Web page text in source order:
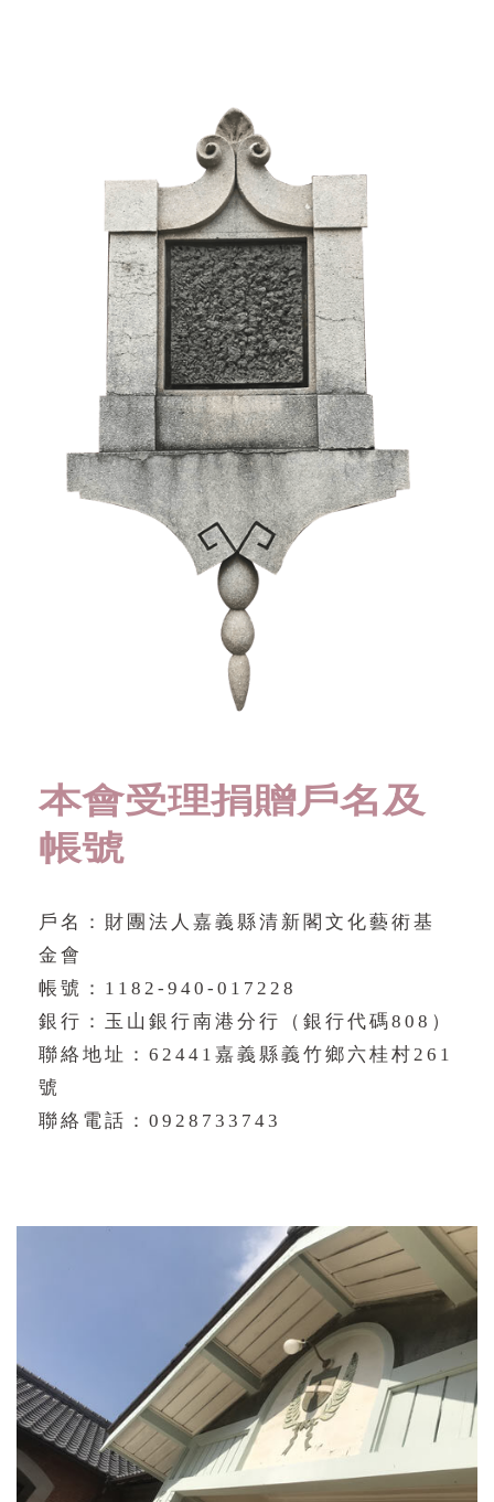
本會受理捐贈戶名及
帳號
戶名：財團法人嘉義縣清新閣文化藝術基
金會
帳號：1182-940-017228
銀行：玉山銀行南港分行（銀行代碼808）
聯絡地址：62441嘉義縣義竹鄉六桂村261
號
聯絡電話：0928733743